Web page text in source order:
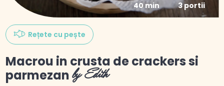
40 min 3 portii
Rețete cu pește
Macrou in crusta de crackers si
parmezan by Edith